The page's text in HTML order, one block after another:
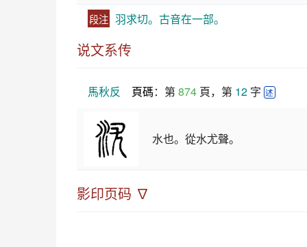
段注 羽求切。古音在一部。
说文系传
馬秋反 頁碼：第 874 頁，第 12 字 述
水也。從水尤聲。
影印页码 ∇